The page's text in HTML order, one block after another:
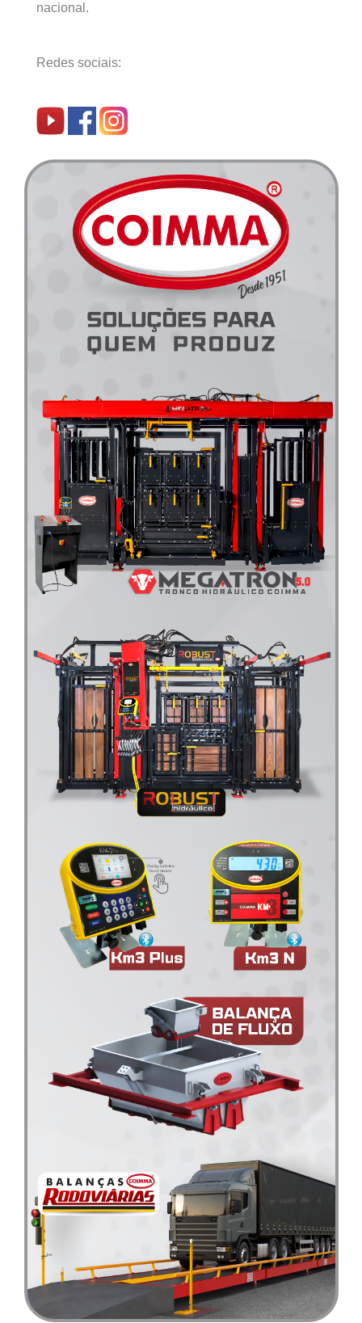
nacional.
Redes sociais: